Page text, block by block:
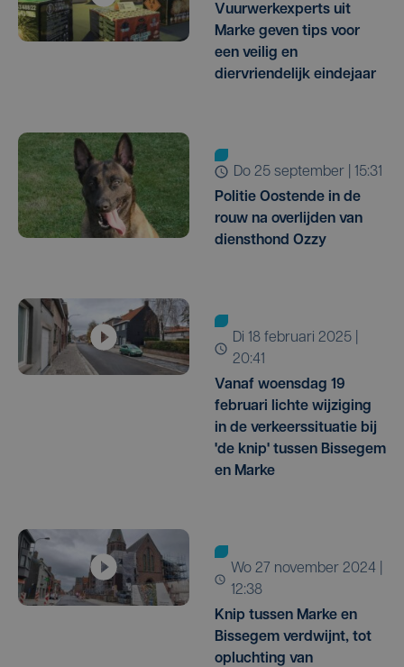
Vuurwerkexperts uit
Marke geven tips voor
een veilig en
diervriendelijk eindejaar
do 25 september | 15:31
Politie Oostende in de
rouw na overlijden van
diensthond Ozzy
di 18 februari 2025 |
20:41
Vanaf woensdag 19
februari lichte wijziging
in de verkeerssituatie bij
'de knip' tussen Bissegem
en Marke
wo 27 november 2024 |
12:38
Knip tussen Marke en
Bissegem verdwijnt, tot
opluchting van